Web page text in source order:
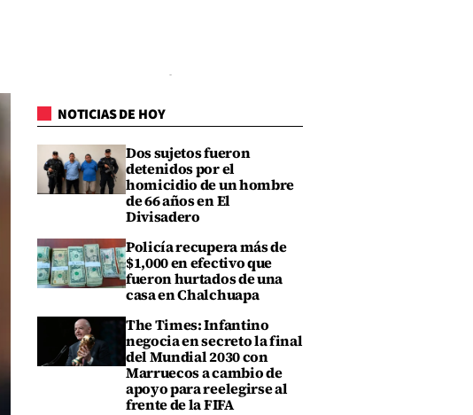
NOTICIAS DE HOY
Dos sujetos fueron
detenidos por el
homicidio de un hombre
de 66 años en El
Divisadero
Policía recupera más de
$1,000 en efectivo que
fueron hurtados de una
casa en Chalchuapa
The Times: Infantino
negocia en secreto la final
del Mundial 2030 con
Marruecos a cambio de
apoyo para reelegirse al
frente de la FIFA